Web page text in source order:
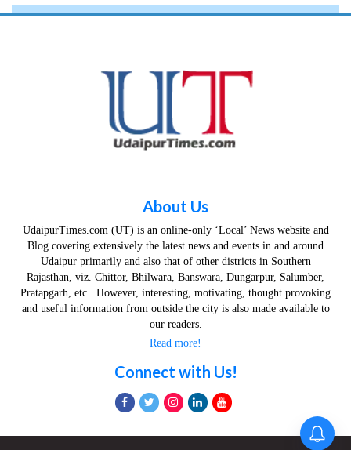
About Us
UdaipurTimes.com (UT) is an online-only ‘Local’ News website and
Blog covering extensively the latest news and events in and around
Udaipur primarily and also that of other districts in Southern
Rajasthan, viz. Chittor, Bhilwara, Banswara, Dungarpur, Salumber,
Pratapgarh, etc.. However, interesting, motivating, thought provoking
and useful information from outside the city is also made available to
our readers.
Read more!
Connect with Us!